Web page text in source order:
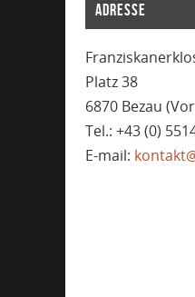
ADRESSE
Platz 38
6870 Bezau
Tel.: +43 (0)
E-mail: